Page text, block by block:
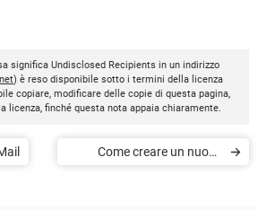
significa Undisclosed Recipients in un indirizzo
) è reso disponibile sotto i termini della licenza
copiare, modificare delle copie di questa pagina,
licenza, finché questa nota appaia chiaramente.
Come creare un nuovo